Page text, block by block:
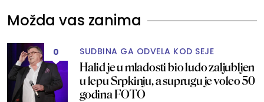
Možda vas zanima
0 SUDBINA GA ODVELA KOD SEJE
Halid je u mladosti bio ludo zaljubljen
u lepu Srpkinju, a suprugu je voleo 50
godina FOTO